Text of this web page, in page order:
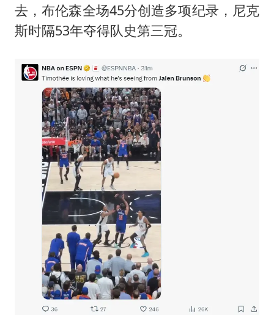
去，布伦森全场45分创造多项纪录，尼克
斯时隔53年夺得队史第三冠。